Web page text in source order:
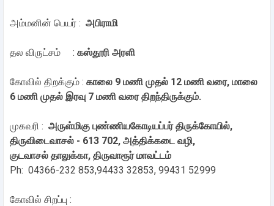
அம்மனின் பெயர் : அபிராமி
தல விருட்சம் : கஸ்தூரி அரளி
கோவில் திறக்கும் : காலை 9 மணி முதல் 12 மணி வரை, மாலை
6 மணி முதல் இரவு 7 மணி வரை திறந்திருக்கும்.
முகவரி : அருள்மிகு புண்ணியகோடியப்பர் திருக்கோயில்,
திருவிடைவாசல் - 613 702, அத்திக்கடை வழி,
குடவாசல் தாலுக்கா, திருவாரூர் மாவட்டம்
Ph: 04366-232 853,94433 32853, 99431 52999
கோவில் சிறப்பு :